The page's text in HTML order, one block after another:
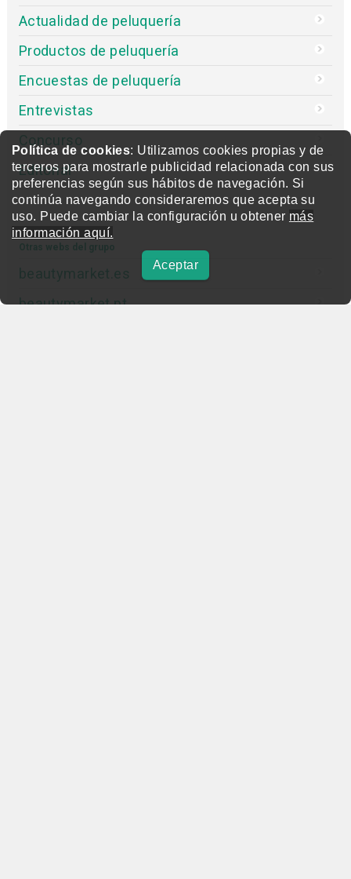
Política de cookies: Utilizamos cookies propias y de
terceros para mostrarle publicidad relacionada con sus
preferencias según sus hábitos de navegación. Si
continúa navegando consideraremos que acepta su
uso. Puede cambiar la configuración u obtener más
información aquí.
Aceptar
Actualidad de peluquería
Productos de peluquería
Encuestas de peluquería
Entrevistas
Concurso
Editorial
Otras webs del grupo
beautymarket.es
beautymarket.pt